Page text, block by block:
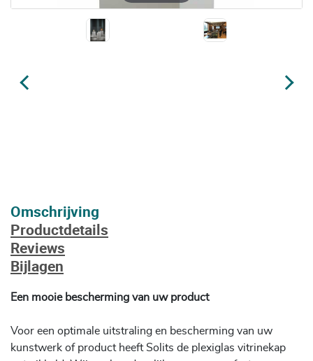
Omschrijving
Productdetails
Reviews
Bijlagen
Een mooie bescherming van uw product
Voor een optimale uitstraling en bescherming van uw
kunstwerk of product heeft Solits de plexiglas vitrinekap